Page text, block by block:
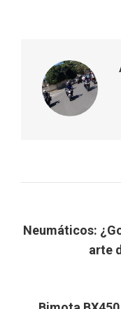
Neumáticos:
arte